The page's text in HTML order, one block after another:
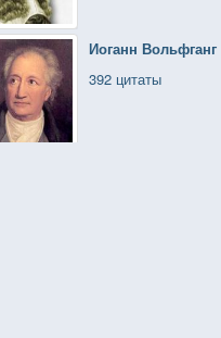
Иоганн Вольфганг
392 цитаты